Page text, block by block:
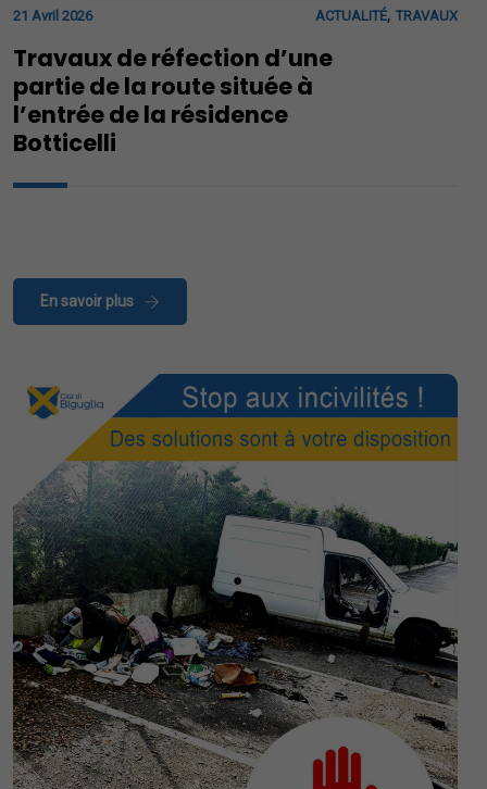
21 Avril 2026 ACTUALITÉ, TRAVAUX
Travaux de réfection d’une
partie de la route située à
l’entrée de la résidence
Botticelli
En savoir plus